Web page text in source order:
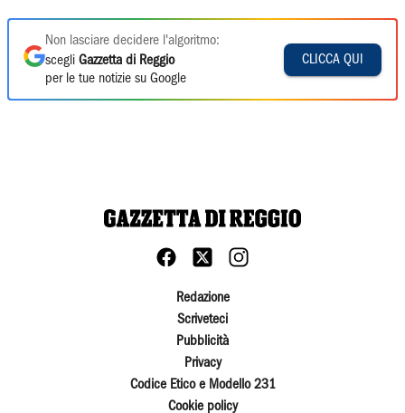
Non lasciare decidere l'algoritmo:
scegli Gazzetta di Reggio
per le tue notizie su Google
CLICCA QUI
Redazione
Scriveteci
Pubblicità
Privacy
Codice Etico e Modello 231
Cookie policy